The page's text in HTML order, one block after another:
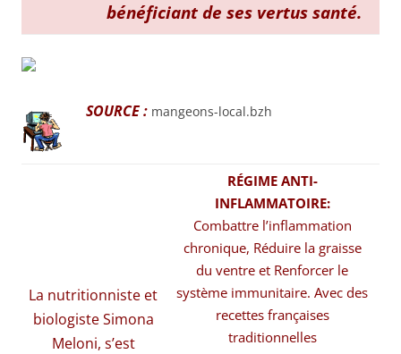
bénéficiant de ses vertus santé.
SOURCE : mangeons-local.bzh
La nutritionniste et
biologiste Simona
Meloni, s’est
RÉGIME ANTI-
INFLAMMATOIRE:
Combattre l’inflammation
chronique, Réduire la graisse
du ventre et Renforcer le
système immunitaire. Avec des
recettes françaises
traditionnelles